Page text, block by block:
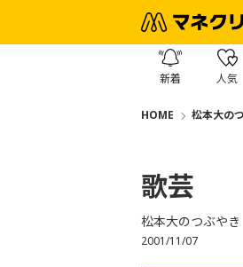
新着 人気
HOME 松本大の
歌芸
松本大のつぶやき
2001/11/07